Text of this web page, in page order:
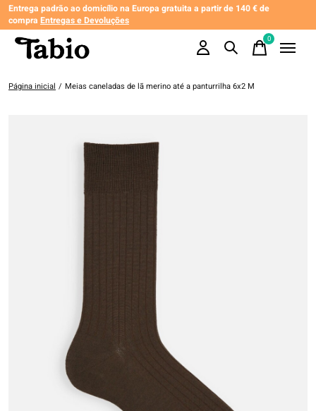
Entrega padrão ao domicílio na Europa gratuita a partir de 140 € de
compra Entregas e Devoluções
0items
Página inicial / Meias caneladas de lã merino até a panturrilha 6x2 M